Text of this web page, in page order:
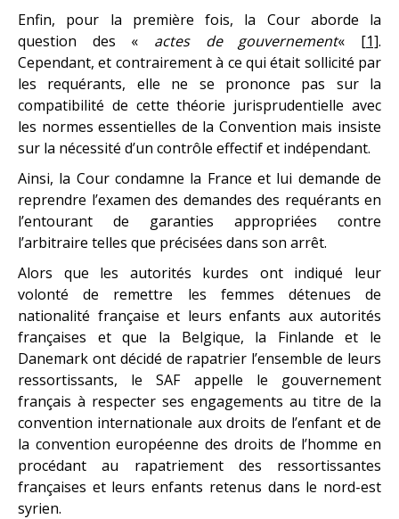
Enfin, pour la première fois, la Cour aborde la
question des « actes de gouvernement« [1].
Cependant, et contrairement à ce qui était sollicité par
les requérants, elle ne se prononce pas sur la
compatibilité de cette théorie jurisprudentielle avec
les normes essentielles de la Convention mais insiste
sur la nécessité d’un contrôle effectif et indépendant.
Ainsi, la Cour condamne la France et lui demande de
reprendre l’examen des demandes des requérants en
l’entourant de garanties appropriées contre
l’arbitraire telles que précisées dans son arrêt.
Alors que les autorités kurdes ont indiqué leur
volonté de remettre les femmes détenues de
nationalité française et leurs enfants aux autorités
françaises et que la Belgique, la Finlande et le
Danemark ont décidé de rapatrier l’ensemble de leurs
ressortissants, le SAF appelle le gouvernement
français à respecter ses engagements au titre de la
convention internationale aux droits de l’enfant et de
la convention européenne des droits de l’homme en
procédant au rapatriement des ressortissantes
françaises et leurs enfants retenus dans le nord-est
syrien.